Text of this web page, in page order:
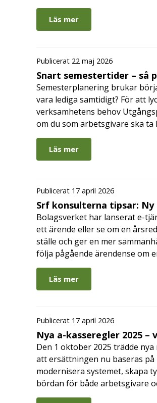
Läs mer
Publicerat 22 maj 2026
Snart semestertider – så
Semesterplanering brukar
vara lediga samtidigt? För att
verksamhetens behov
om du som arbetsgivare ska
Läs mer
Publicerat 17 april 2026
Srf konsulterna tipsar:
Bolagsverket har lanserat e-
ett ärende eller se om en
ställe och ger en mer
följa pågående ärendense om
Läs mer
Publicerat 17 april 2026
Nya a-kasseregler 2025
Den 1 oktober 2025 trädde
att ersättningen nu baseras
modernisera systemet, skapa
bördan för både arbetsgivare